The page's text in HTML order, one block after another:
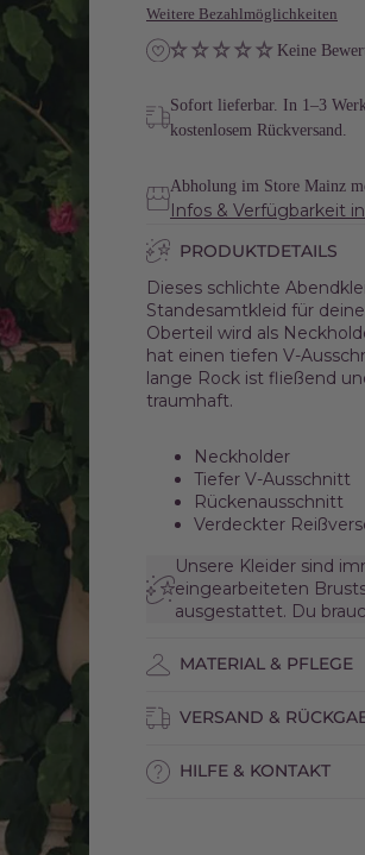
Weitere Bezahlmöglichkeiten
Keine
Sofort lieferbar. In 1–3
kostenlosem Rückversand.
Abholung im Store Mainz
Infos & Verfügbarkeit
PRODUKTDETAILS
Dieses schlichte
Standesamtkleid für
Oberteil wird als
hat einen tiefen V-
lange Rock ist fließend
traumhaft.
Neckholder
Tiefer V-Ausschnitt
Rückenausschnitt
Verdeckter
Unsere Kleider sind
eingearbeiteten
ausgestattet. Du
MATERIAL & PFLEGE
VERSAND &
HILFE & KONTAKT